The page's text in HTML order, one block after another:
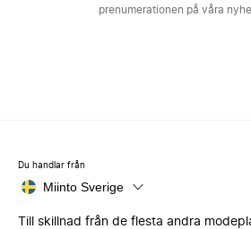
prenumerationen på våra
Du handlar från
Miinto Sverige
Till skillnad från de flesta andra